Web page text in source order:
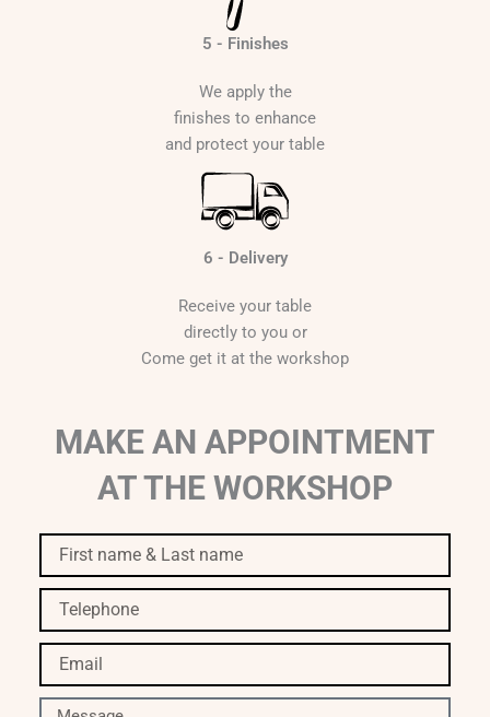
5 - Finishes
We apply the
finishes to enhance
and protect your table
6 - Delivery
Receive your table
directly to you or
Come get it at the workshop
MAKE AN APPOINTMENT
AT THE WORKSHOP
name
&
Last
name
Message